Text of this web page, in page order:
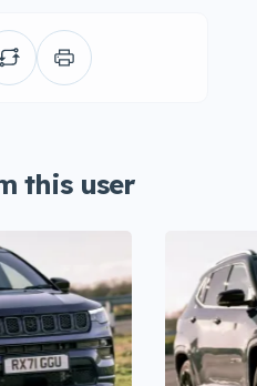
this user